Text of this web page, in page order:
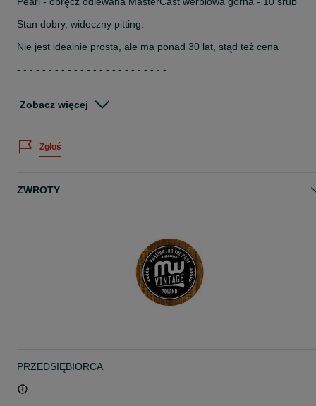
Stan dobry, widoczny pitting.
Nie jest idealnie prosta, ale ma ponad 30 lat, stąd też cena
- - - - - - - - - - - - - - - - - - - - - - - -
www.facebook.com/mwvintagepoland/
Zobacz więcej
Zgłoś
ZWROTY
PRZEDSIĘBIORCA